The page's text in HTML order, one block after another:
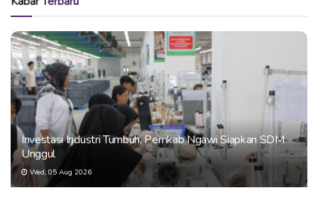
Investasi Industri Tumbuh, Pemkab Ngawi Siapkan SDM
Unggul
Wed, 05 Aug 2026